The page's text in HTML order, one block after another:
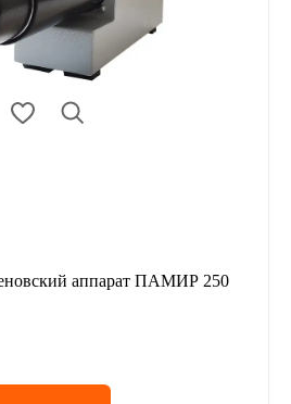
аппарат ПАМИР 250